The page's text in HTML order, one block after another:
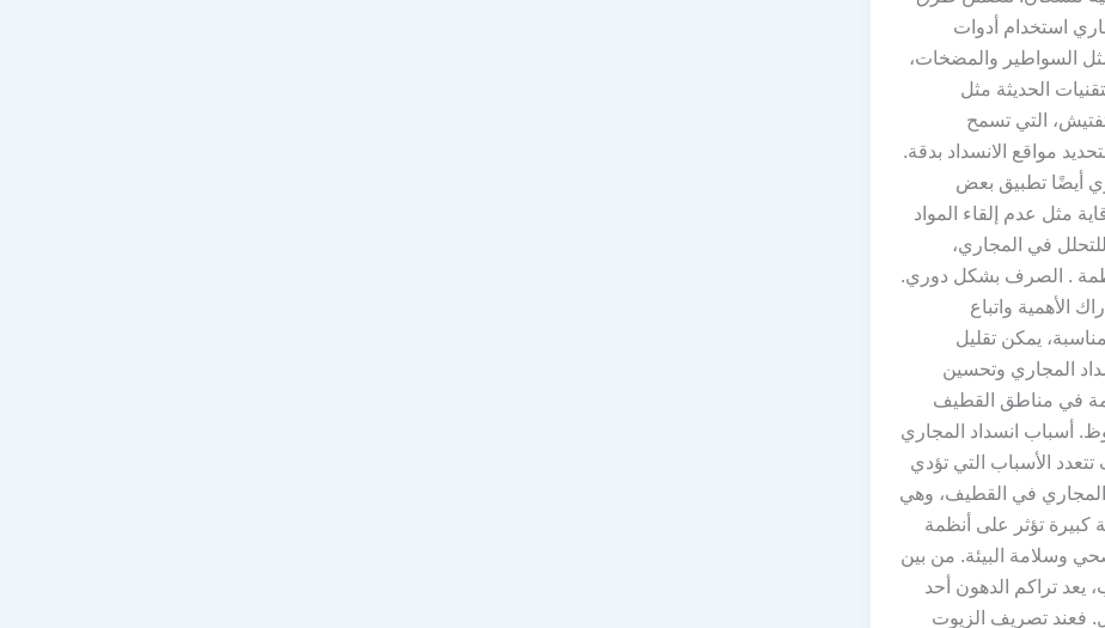
استخدام أدوات
السواطير والمضخات،
الحديثة مثل
التي تسمح
مواقع الانسداد بدقة.
أيضًا تطبيق بعض
مثل عدم إلقاء المواد
للتحلل في المجاري،
. الصرف بشكل دوري.
الأهمية واتباع
يمكن تقليل
المجاري وتحسين
في مناطق القطيف
أسباب انسداد المجاري
الأسباب التي تؤدي
المجاري في القطيف، وهي
كبيرة تؤثر على أنظمة
وسلامة البيئة. من بين
يعد تراكم الدهون أحد
فعند تصريف الزيوت